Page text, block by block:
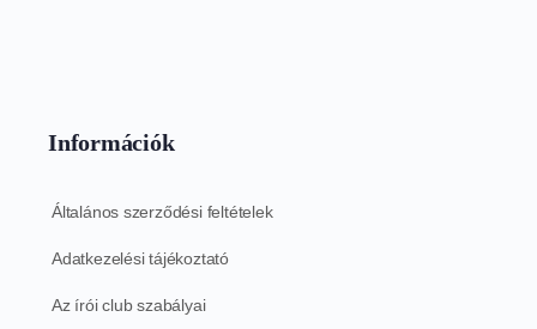
Információk
Általános szerződési feltételek
Adatkezelési tájékoztató
Az írói club szabályai